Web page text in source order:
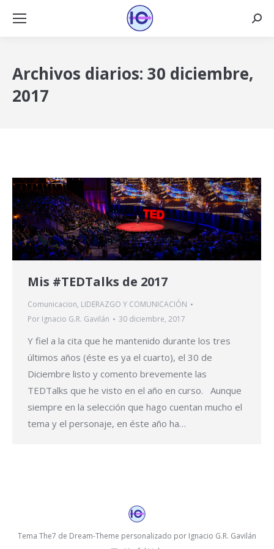
Archivos diarios: 30 diciembre,
2017
Mis #TEDTalks de 2017
Comunicacion, LIDERAZGO Y COMUNICACIÓN
Por Ignacio G.R. Gavilán 30 diciembre, 2017
Y fiel a la cita que he mantenido durante los tres
últimos años (éste es ya el cuarto), el 30 de
Diciembre listo y comento brevemente las
TEDTalks que he visto en el año en curso. Aunque
siempre en la selección que hago cuentan mucho el
tema y el personaje, en éste año ha…
Tema The7 de Dream-Theme personalizado por Ignacio G.R. Gavilán